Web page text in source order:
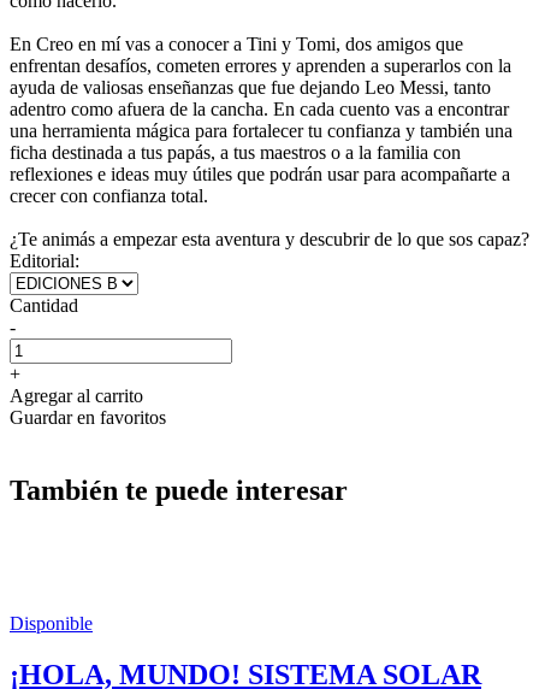
En Creo en mí vas a conocer a Tini y Tomi, dos amigos que
enfrentan desafíos, cometen errores y aprenden a superarlos con la
ayuda de valiosas enseñanzas que fue dejando Leo Messi, tanto
adentro como afuera de la cancha. En cada cuento vas a encontrar
una herramienta mágica para fortalecer tu confianza y también una
ficha destinada a tus papás, a tus maestros o a la familia con
reflexiones e ideas muy útiles que podrán usar para acompañarte a
crecer con confianza total.
¿Te animás a empezar esta aventura y descubrir de lo que sos capaz?
Editorial:
Cantidad
-
+
Agregar al carrito
Guardar en favoritos
También te puede interesar
Disponible
¡HOLA, MUNDO! SISTEMA SOLAR